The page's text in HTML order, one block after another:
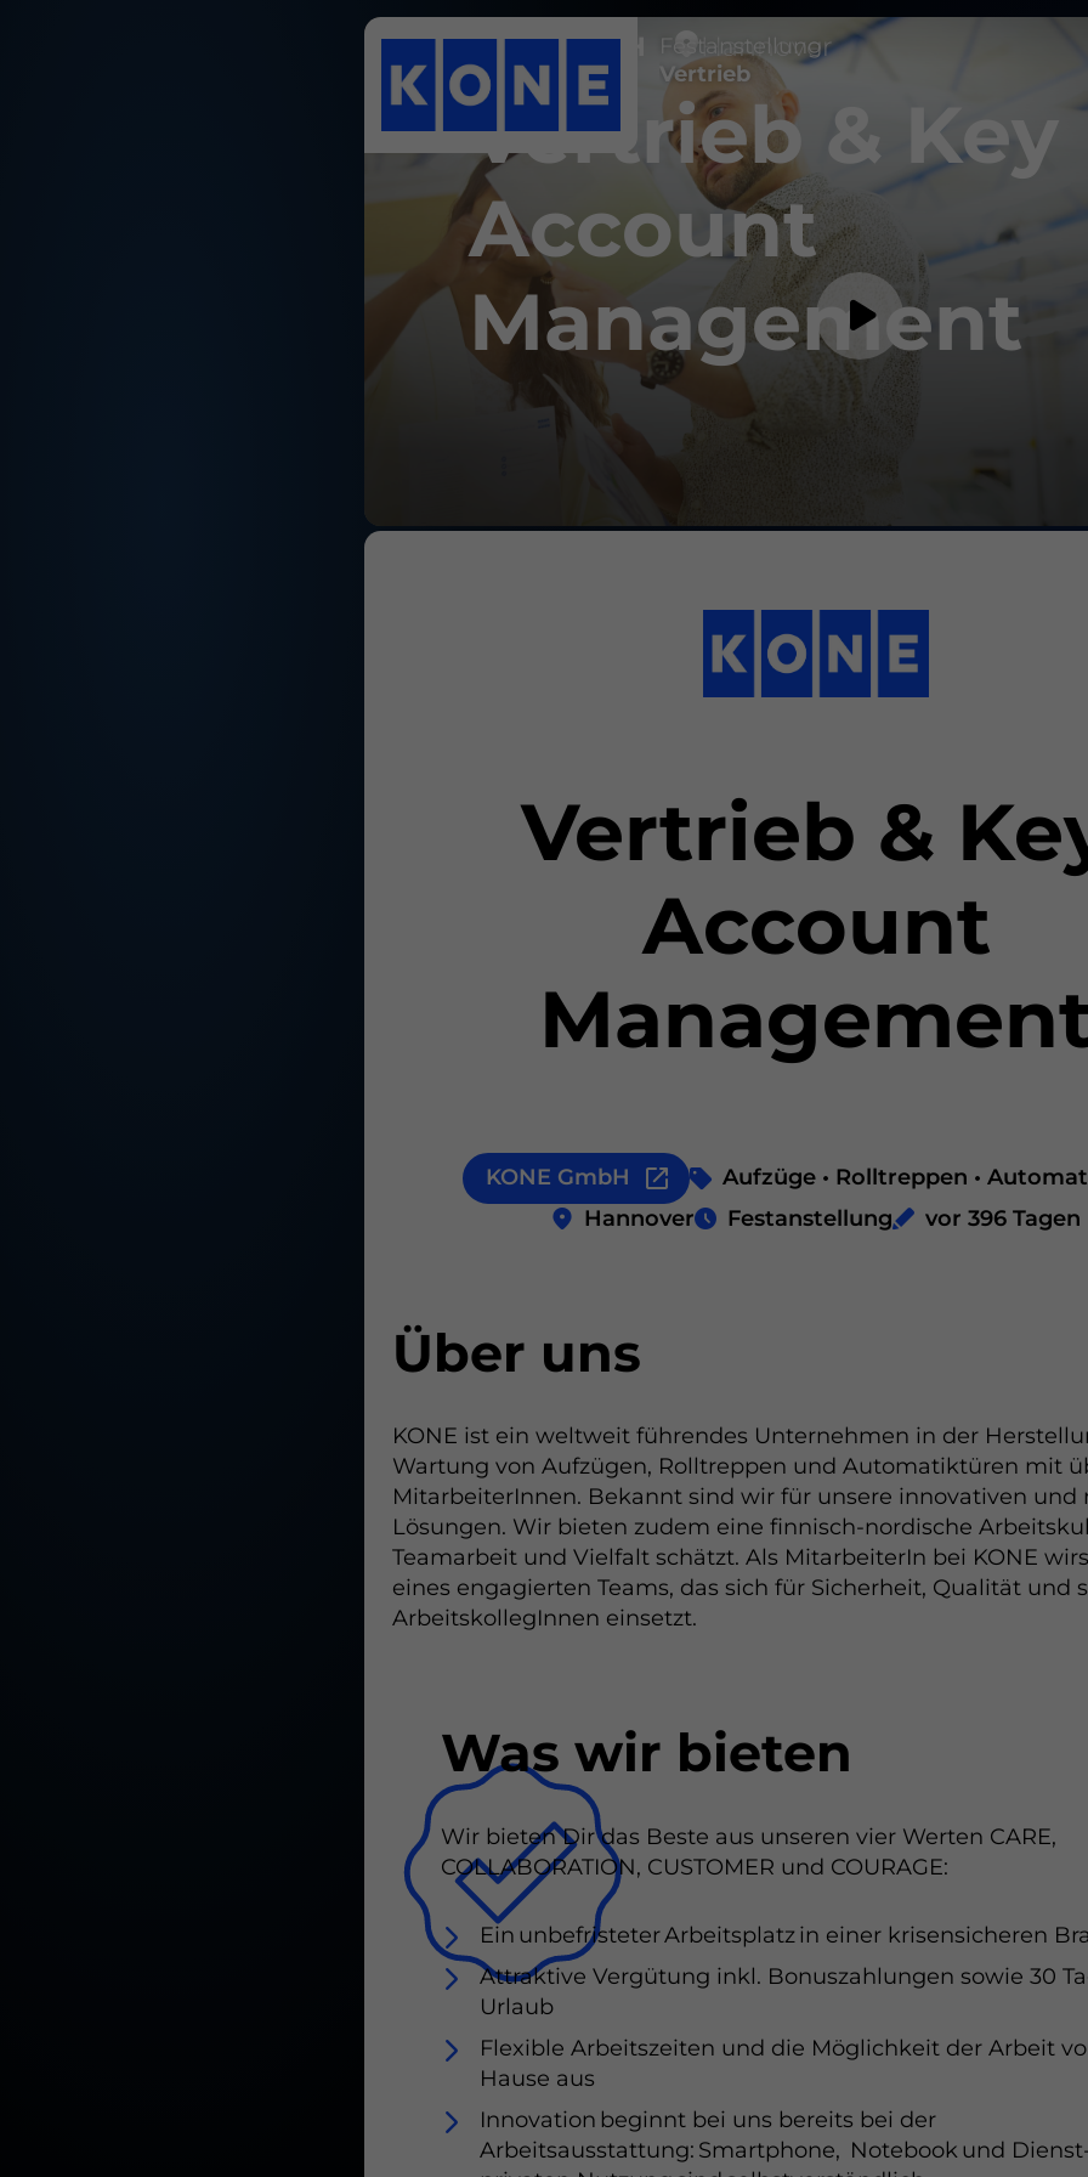
Festanstellung
Vertrieb
KONE GmbH Hannover
Vertrieb & Key
Account
Management
Vertrieb &
Account
KONE GmbH
Aufzüge • Rolltreppen •
Hannover
Festanstellung vor 396 Tagen
Über uns
KONE ist ein weltweit führendes Unternehmen in der
Wartung von Aufzügen, Rolltreppen und Automatiktüren mit
MitarbeiterInnen. Bekannt sind wir für unsere innovativen und
Lösungen. Wir bieten zudem eine finnisch-nordische
Teamarbeit und Vielfalt schätzt. Als MitarbeiterIn bei KONE
eines engagierten Teams, das sich für Sicherheit, Qualität und
ArbeitskollegInnen einsetzt.
Was wir bieten
Wir bieten Dir das Beste aus unseren vier Werten CARE,
COLLABORATION, CUSTOMER und COURAGE:
Ein unbefristeter Arbeitsplatz in einer krisensicheren
Attraktive Vergütung inkl. Bonuszahlungen sowie 30
Urlaub
Flexible Arbeitszeiten und die Möglichkeit der Arbeit
Hause aus
Innovation beginnt bei uns bereits bei der
Arbeitsausstattung: Smartphone, Notebook und